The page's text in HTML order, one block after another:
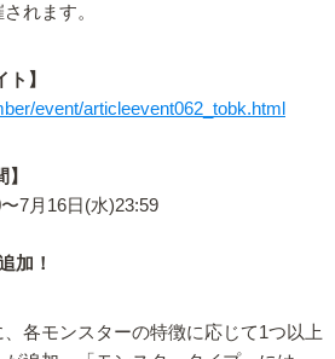
れます。
】
event/articleevent062_tobk.html
7月16日(水)23:59
加！
各モンスターの特徴に応じて1つ以上